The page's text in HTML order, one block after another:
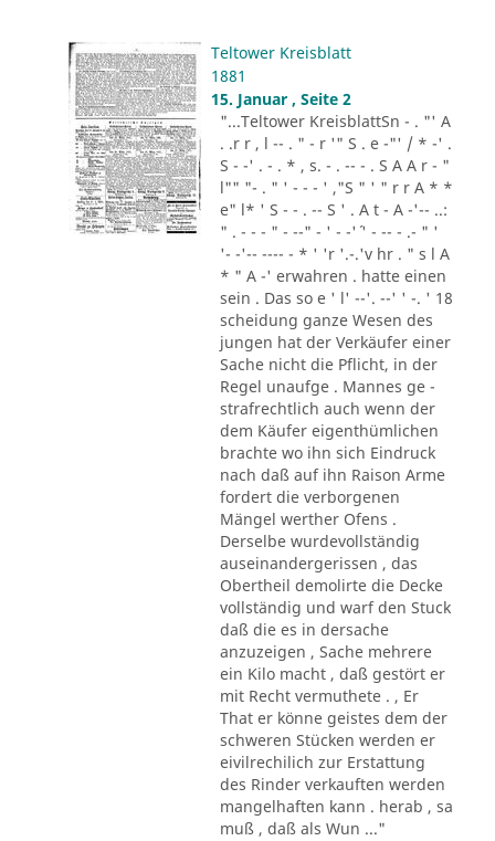
Teltower Kreisblatt
1881
15. Januar , Seite 2
"...Teltower KreisblattSn - . "' A
. .r r , l -- . " - r '" S . e -"' / * -' .
S - -' . - . * , s. - . -- - . S A A r - "
l"" "- . " ' - - - ' ,"S " ' " r r A * *
e" l* ' S - - . -- S ' . A t - A -'-- ..:
" . - - - " - --" - ' - -'´ ' - -- - .- " '
'- -'-- ---- - * ' 'r '.-.'v hr . " s l A
* " A -' erwahren . hatte einen
sein . Das so e ' l' --'. --' ' -. ' 18
scheidung ganze Wesen des
jungen hat der Verkäufer einer
Sache nicht die Pflicht, in der
Regel unaufge . Mannes ge -
strafrechtlich auch wenn der
dem Käufer eigenthümlichen
brachte wo ihn sich Eindruck
nach daß auf ihn Raison Arme
fordert die verborgenen
Mängel werther Ofens .
Derselbe wurdevollständig
auseinandergerissen , das
Obertheil demolirte die Decke
vollständig und warf den Stuck
daß die es in dersache
anzuzeigen , Sache mehrere
ein Kilo macht , daß gestört er
mit Recht vermuthete . , Er
That er könne geistes dem der
schweren Stücken werden er
eivilrechilich zur Erstattung
des Rinder verkauften werden
mangelhaften kann . herab , sa
muß , daß als Wun ..."